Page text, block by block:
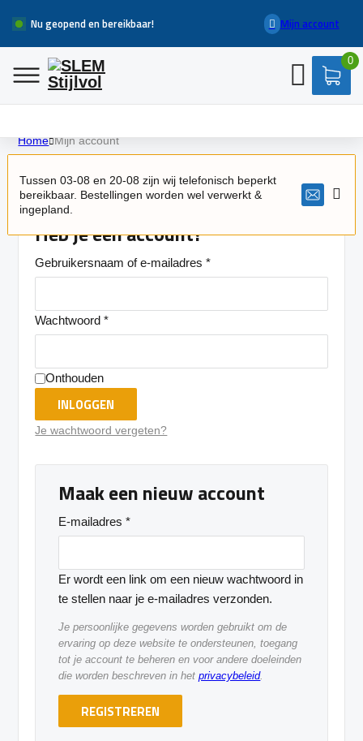
Nu geopend en bereikbaar! Mijn account
0
Tussen 03-08 en 20-08 zijn wij telefonisch beperkt
bereikbaar. Bestellingen worden wel verwerkt &
ingepland.
Home Mijn account
Inloggen
Heb je een account?
Gebruikersnaam of e-mailadres*
Wachtwoord*
Onthouden
INLOGGEN
Je wachtwoord vergeten?
Maak een nieuw account
E-mailadres*
Er wordt een link om een nieuw wachtwoord in
te stellen naar je e-mailadres verzonden.
Je persoonlijke gegevens worden gebruikt om de
ervaring op deze website te ondersteunen, toegang
tot je account te beheren en voor andere doeleinden
die worden beschreven in hetprivacybeleid.
REGISTREREN